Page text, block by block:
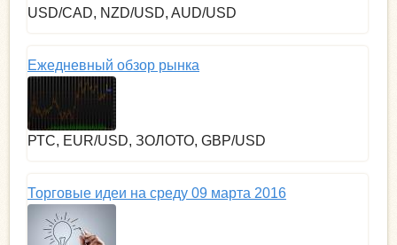
USD/CAD, NZD/USD, AUD/USD
Ежедневный обзор рынка
РТС, EUR/USD, ЗОЛОТО, GBP/USD
Торговые идеи на среду 09 марта 2016